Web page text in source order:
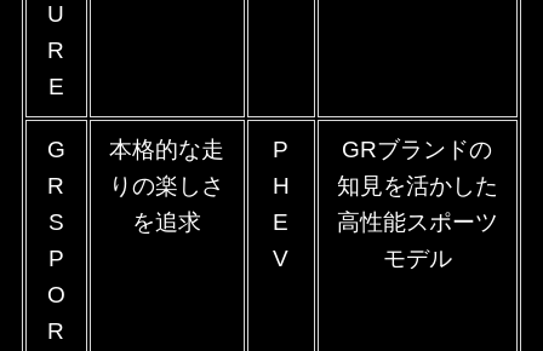
U
R
E
G
R
S
P
O
R
本格的な走
りの楽しさ
を追求
P
H
E
V
GRブランドの
知見を活かした
高性能スポーツ
モデル